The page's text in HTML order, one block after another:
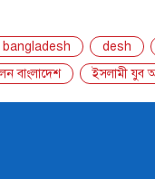
bangladesh desh
বাংলাদেশ ইসলামী যুব